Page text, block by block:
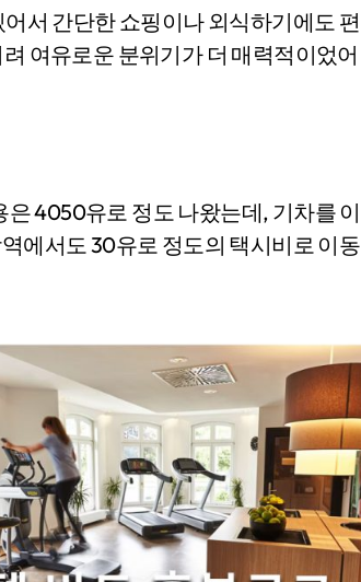
서 간단한 쇼핑이나 외식하기에도 편
여유로운 분위기가 더 매력적이었어
4050유로 정도 나왔는데, 기차를 이
에서도 30유로 정도의 택시비로 이동